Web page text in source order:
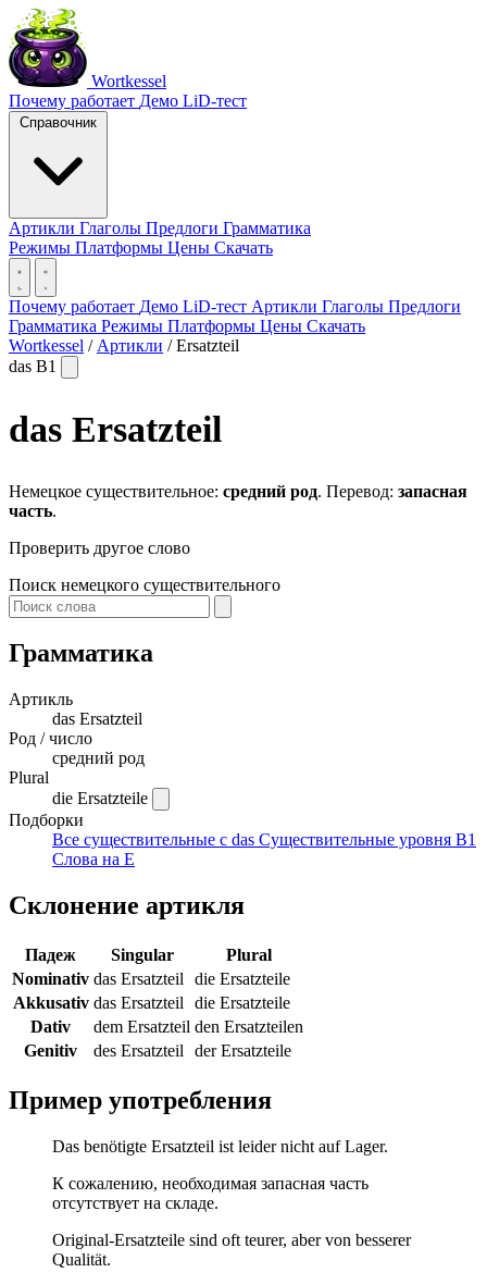
Wortkessel
Почему работает Демо LiD-тест
Справочник
Артикли Глаголы Предлоги Грамматика
Режимы Платформы Цены Скачать
Почему работает Демо LiD-тест Артикли Глаголы Предлоги
Грамматика Режимы Платформы Цены Скачать
Wortkessel / Артикли / Ersatzteil
das B1
das Ersatzteil
Немецкое существительное: средний род. Перевод: запасная
часть.
Проверить другое слово
Поиск немецкого существительного
Грамматика
Артикль
das Ersatzteil
Род / число
средний род
Plural
die Ersatzteile
Подборки
Все существительные с das Существительные уровня B1
Слова на E
Склонение артикля
Падеж Singular
Plural
Nominativ das Ersatzteil
die Ersatzteile
Akkusativ das Ersatzteil
die Ersatzteile
Dativ
dem Ersatzteil den Ersatzteilen
Genitiv
des Ersatzteil der Ersatzteile
Пример употребления
Das benötigte Ersatzteil ist leider nicht auf Lager.
К сожалению, необходимая запасная часть
отсутствует на складе.
Original-Ersatzteile sind oft teurer, aber von besserer
Qualität.